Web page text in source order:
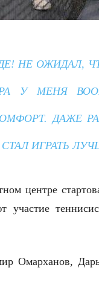
НЕ ОЖИДАЛ,
У МЕНЯ
ДАЖЕ
ИГРАТЬ
центре
Омарханов,